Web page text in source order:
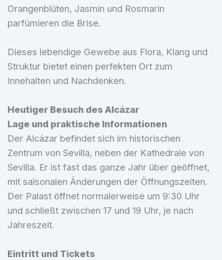
Orangenblüten, Jasmin und Rosmarin
parfümieren die Brise.
Dieses lebendige Gewebe aus Flora, Klang und
Struktur bietet einen perfekten Ort zum
Innehalten und Nachdenken.
Heutiger Besuch des Alcázar
Lage und praktische Informationen
Der Alcázar befindet sich im historischen
Zentrum von Sevilla, neben der Kathedrale von
Sevilla. Er ist fast das ganze Jahr über geöffnet,
mit saisonalen Änderungen der Öffnungszeiten.
Der Palast öffnet normalerweise um 9:30 Uhr
und schließt zwischen 17 und 19 Uhr, je nach
Jahreszeit.
Eintritt und Tickets